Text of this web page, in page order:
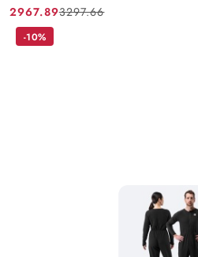
Cena
promocyjna:
2967.89
Cena
przed
3297.66
-10%